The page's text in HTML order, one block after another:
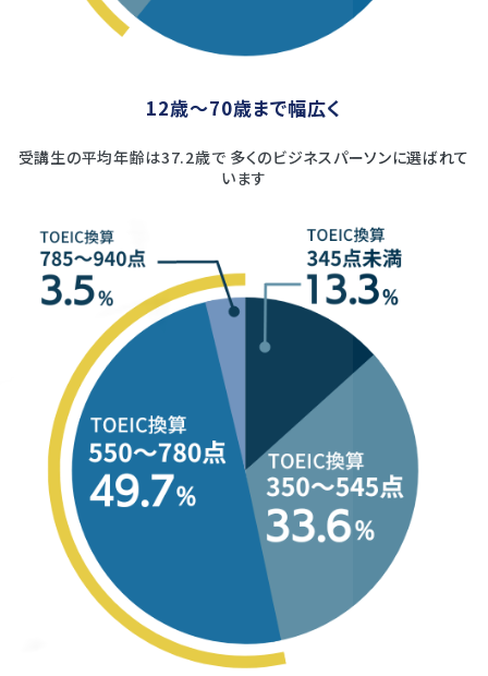
12歳〜70歳まで幅広く
受講生の平均年齢は37.2歳で 多くのビジネスパーソンに選ばれて
います